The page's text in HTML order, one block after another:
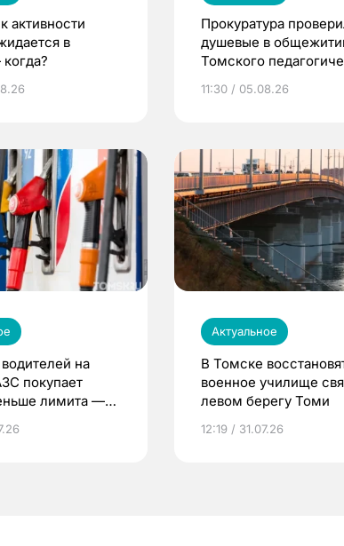
активности
в
Прокуратура
душевые в
Томского
11:30 / 05.08.26
на
покупает
лимита —
Актуальное
В Томске
военное училище
левом берегу Томи
12:19 / 31.07.26